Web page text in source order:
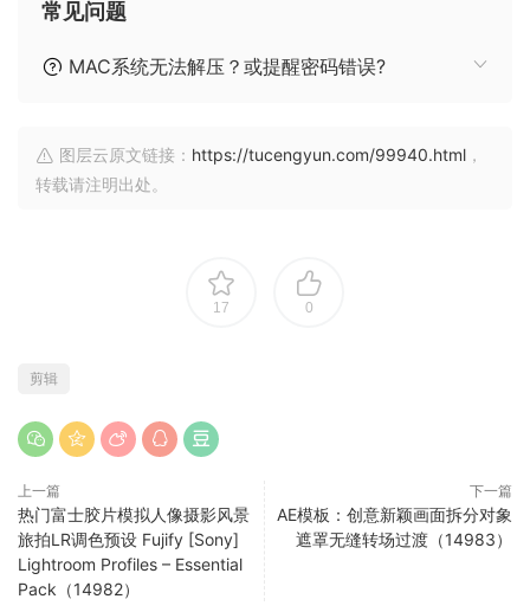
常见问题
MAC系统无法解压？或提醒密码错误?
图层云原文链接： https://tucengyun.com/99940.html ，
转载请注明出处。
17 0
剪辑
上一篇
热门富士胶片模拟人像摄影风景
旅拍LR调色预设 Fujify [Sony]
Lightroom Profiles – Essential
Pack（14982）
下一篇
AE模板：创意新颖画面拆分对象
遮罩无缝转场过渡（14983）